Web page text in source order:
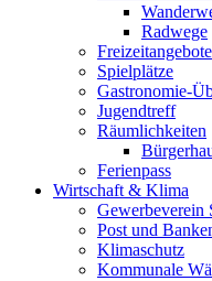
Radwege
Freizeitangebote
Spielplätze
Gastronomie-
Jugendtreff
Räumlichkeiten
Ferienpass
Wirtschaft & Klima
Gewerbeverein
Post und
Klimaschutz
Kommunale